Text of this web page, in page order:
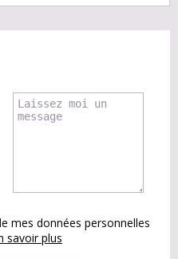
mes données personnelles
savoir plus